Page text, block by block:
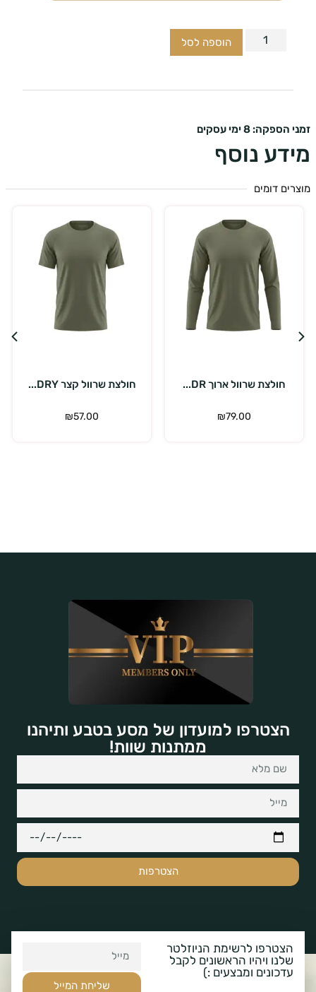
הוספה לסל
8 ימי עסקים
נוסף
דומים
חולצת שרוול ארוך DR...
₪79.00
חולצת שרוול קצר DRY...
₪57.00
הצטרפו למועדון של מסע בטבע ותיהנו
ממתנות שוות!
הצטרפות
הצטרפו לרשימת הניוזלטר
שלנו ויהיו הראשונים לקבל
עדכונים ומבצעים :)
שליחת המייל